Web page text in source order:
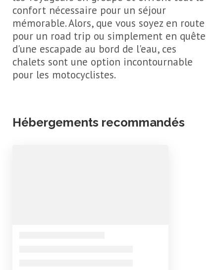
confort nécessaire pour un séjour
mémorable. Alors, que vous soyez en route
pour un road trip ou simplement en quête
d'une escapade au bord de l'eau, ces
chalets sont une option incontournable
pour les motocyclistes.
Hébergements recommandés